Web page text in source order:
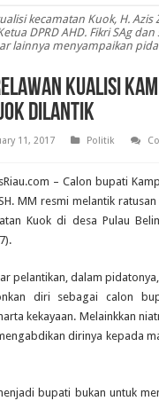
kecamatan Kuok, H. Azis
DPRD AHD. Fikri SAg
lainnya menyampaikan
Kualisi
Dilantik
11, 2017 Politik
– Calon bupati
MM resmi melantik
Kuok di desa Pulau
pelantikan, dalam
diri sebagai calon
kekayaan. Melainkkan
dirinya kepada
bupati bukan untuk